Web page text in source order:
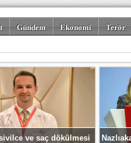
Gündem Ekonomi Terör
ve saç dökülmesi